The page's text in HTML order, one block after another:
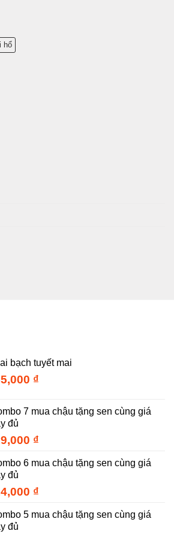
hổ
bạch tuyết mai
₫.
₫Giá
là:
7 mua chậu tặng sen cùng giá
đủ
₫.
₫Giá
tại
29,000 ₫.
6 mua chậu tặng sen cùng giá
đủ
₫.
₫Giá
tại
5 mua chậu tặng sen cùng giá
đủ